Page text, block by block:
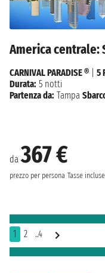
America centrale:
da367 €
prezzo per persona Tasse incluse
CARNIVAL PARADISE ®
5
Durata: 5 notti
Partenza da: Tampa
1 2 ..4